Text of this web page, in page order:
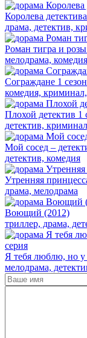
Королева
драма, детектив,
Роман тигра и
мелодрама, комедия
Сограждане 1
комедия,
Плохой детектив 1
детектив,
Мой сосед –
детектив, комедия
Утренняя
драма, мелодрама
Воющий (2012)
триллер, драма,
Я тебя люблю, но у
мелодрама,